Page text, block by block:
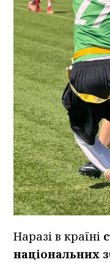
Наразі в країні
національних